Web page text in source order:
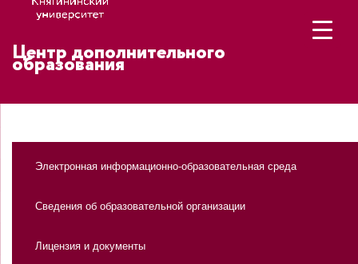
Центр дополнительного
образования
Электронная информационно-образовательная среда
Сведения об образовательной организации
Лицензия и документы